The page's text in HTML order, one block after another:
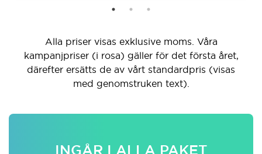
Alla priser visas exklusive moms. Våra
kampanjpriser (i rosa) gäller för det första året,
därefter ersätts de av vårt standardpris (visas
med genomstruken text).
INGÅR I ALLA PAKET